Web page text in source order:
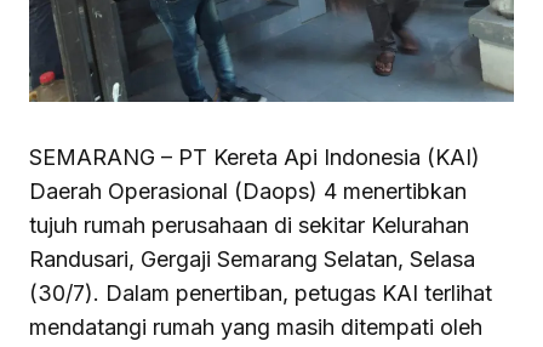
SEMARANG – PT Kereta Api Indonesia (KAI)
Daerah Operasional (Daops) 4 menertibkan
tujuh rumah perusahaan di sekitar Kelurahan
Randusari, Gergaji Semarang Selatan, Selasa
(30/7). Dalam penertiban, petugas KAI terlihat
mendatangi rumah yang masih ditempati oleh